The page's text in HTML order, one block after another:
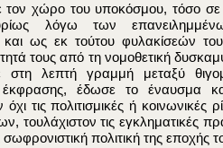
χώρο του υποκόσμου, τόσο σε
λόγω των
ως εκ τούτου φυλακίσεών του,
τους από τη νομοθετική
στη λεπτή γραμμή μεταξύ
έκφρασης, έδωσε το έναυσμα
τις πολιτισμικές ή κοινωνικές
τουλάχιστον τις εγκληματικές
σωφρονιστική πολιτική της εποχής